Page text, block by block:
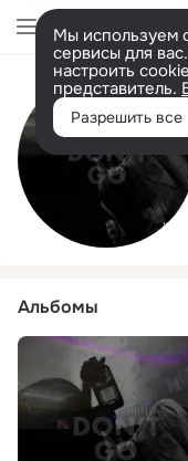
Мы используем
сервисы для
настроить
представитель.
Разрешить все
Альбомы